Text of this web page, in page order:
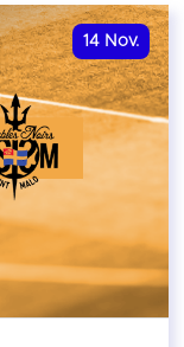
14 Nov.